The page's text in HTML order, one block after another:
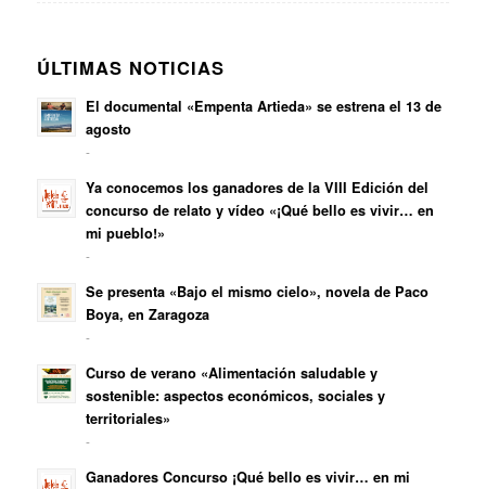
ÚLTIMAS NOTICIAS
El documental «Empenta Artieda» se estrena el 13 de
agosto
-
Ya conocemos los ganadores de la VIII Edición del
concurso de relato y vídeo «¡Qué bello es vivir… en
mi pueblo!»
-
Se presenta «Bajo el mismo cielo», novela de Paco
Boya, en Zaragoza
-
Curso de verano «Alimentación saludable y
sostenible: aspectos económicos, sociales y
territoriales»
-
Ganadores Concurso ¡Qué bello es vivir… en mi